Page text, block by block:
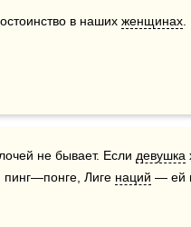
в наших женщинах
не бывает. Если девушка
, пинг—понге, Лиге наций — ей